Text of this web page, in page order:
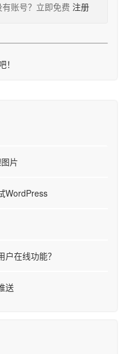
账号？立即免费 注册
片
WordPress
在线功能？
送